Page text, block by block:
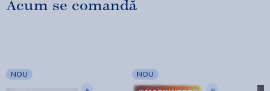
Acum se comandă
NOU NOU